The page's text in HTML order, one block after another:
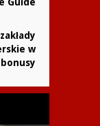
Guide
w